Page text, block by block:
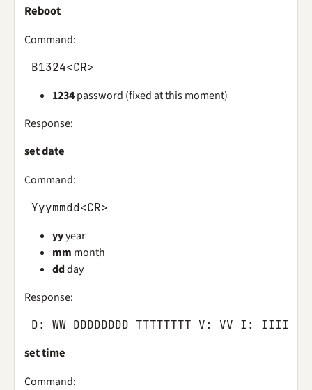
Reboot
Command:
B1324<CR>
1234password (fixed at this moment)
Response:
set date
Command:
Yyymmdd<CR>
yyyear
mm month
ddday
Response:
D: WW DDDDDDDD TTTTTTTT V: VV I : IIII
set time
Command: